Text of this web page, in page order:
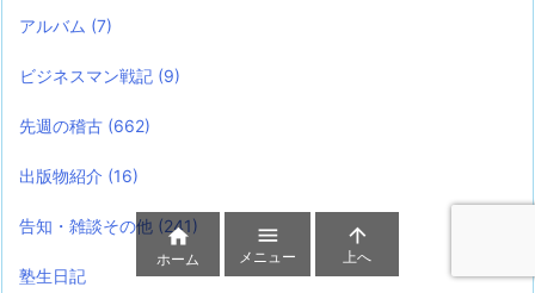
アルバム (7)
ビジネスマン戦記 (9)
先週の稽古 (662)
出版物紹介 (16)
告知・雑談その他 (241)
塾生日記

ホーム

メニュー

上へ